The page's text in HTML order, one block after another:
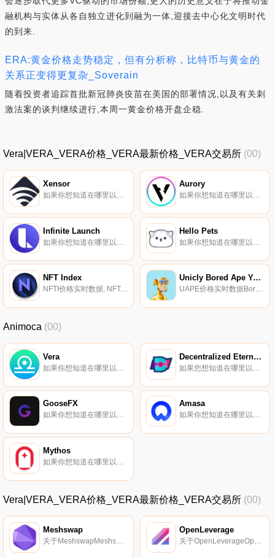
融机构与实体从各自独立进化到融为一体,迎接去中心化文明时代
的到来.
ERA:黄金价格走势稳定，但有分析称，比特币与黄金的
关系正变得更复杂_Soverain
随着投资者追踪首批新冠肺炎疫苗在美国的部署情况,以及有关刺
激法案的谈判继续进行,本周一黄金价格开盘企稳.
Vera|VERA_VERA价格_VERA最新价格_VERA交易所 (00)
Xensor
如果你想知道在哪里以当前价格购买Xensor,目前交易{Xensor]股票的顶级加密货币交易所是KuCoin。您可以在我们的加密货币交易所页面上找到其他列表。Xensor由总部位于香港的韩国团队于2019年2月15日启动,旨在为机械自动化和固定资产管理提供经济高效的物联网网络.
Aurory
如果你想知道在哪里以当前价格购买Aurory,目前交易{Aurory]股票的顶级加密货币交易所是CoinTiger、KuCoin、HuoAURY、Jupiter和Orca。您可以在我们的加密货币交易所页面上找到其他列表.
Infinite Launch Hello Pets
NFT Index
NFTI价格实时数据, NFT Index是一个数字资产指数,旨在跟踪代币在NFT行业的表现。该指数根据每个代币的流通供应量进行加权。NFT Index旨在跟踪去中心化金融中的NFT项目,这些项目显示出对持续维护和开发的承诺.
Unicly Bored Ape Yacht Club Collection
UAPE价格实时数据Bored Ape Yacht Club是10000个独特的Bored Ape NFT的集合,这些NFT是生活在以太坊区块链上的独特数字收藏品。你的无聊猿兼作你的游艇俱乐部会员卡,并授予会员专属福利,其中第一项是使用the BATHROOM,一个合作涂鸦板.
Animoca (00)
Vera Decentralized Eternal Virtual Traveller
GooseFX
如果你想知道在哪里以当前价格购买GooseFX,目前交易{GooseFX]股票的顶级加密货币交易所是Gate.io、MEXC、Jupiter和Orca。您可以在我们的加密货币交易所页面上找到其他列表.
Amasa
如果你想知道在哪里以当前价格购买Amasa,目前交易{Amasa]股票的顶级加密货币交易所是CoinW。您可以在我们的加密货币交易所页面上找到其他列表。Amasa是世界；其首个微收入流投资平台将用户连接到Web 3.0和DeFi交叉点的多个收入提供商.
Mythos
如果你想知道在哪里以当前价格购买Mythos,目前交易{Mythos]股票的顶级加密货币交易所是Uniswap（V2）。您可以在我们的加密货币交易所页面上找到其他列表.
Vera|VERA_VERA价格_VERA最新价格_VERA交易所 (00)
Meshswap
关于MeshswapMeshswap是一种独特的自主金融协议,它提供了各种创收机会,如Swap、Lend、Leverage farm和在Polygon网络上入股,这在传统金融中是不可能的.
OpenLeverage